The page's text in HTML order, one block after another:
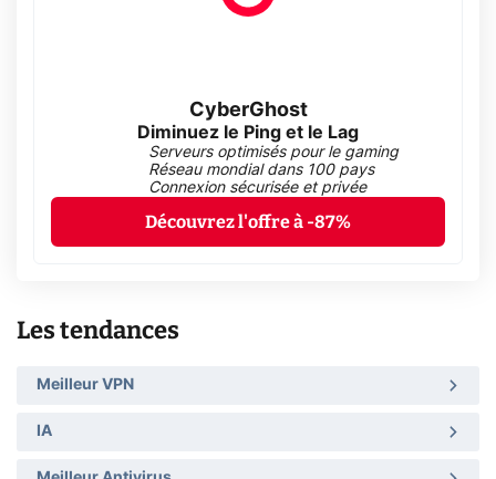
CyberGhost
Diminuez le Ping et le Lag
Serveurs optimisés pour le gaming
Réseau mondial dans 100 pays
Connexion sécurisée et privée
Découvrez l'offre à -87%
Les tendances
Meilleur VPN
IA